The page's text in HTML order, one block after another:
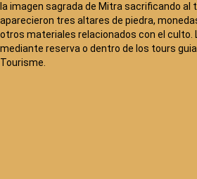
la imagen sagrada de Mitra sacrificando al
aparecieron tres altares de piedra,
otros materiales relacionados con el culto.
mediante reserva o dentro de los tours
Tourisme.